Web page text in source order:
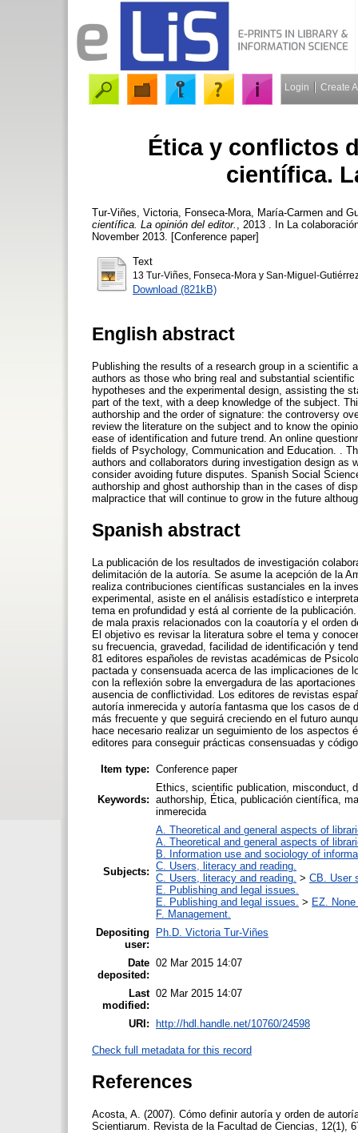
Login Create
Ética y conflictos
científica.
Tur-Viñes, Victoria Fonseca-Mora, María-Carmen and
científica. La opinión del editor.
, 2013 . In La
November 2013. [Conference paper]
Text
13 Tur-Viñes, Fonseca-Mora y San-Miguel-
Download (821kB)
English abstract
Publishing the results of a research group in a scientific
authors as those who bring real and substantial
hypotheses and the experimental design, assisting the
part of the text, with a deep knowledge of the subject.
authorship and the order of signature: the controversy
review the literature on the subject and to know the
ease of identification and future trend. An online
fields of Psychology, Communication and Education. .
authors and collaborators during investigation design
consider avoiding future disputes. Spanish Social
authorship and ghost authorship than in the cases of
malpractice that will continue to grow in the future
Spanish abstract
La publicación de los resultados de investigación
delimitación de la autoría. Se asume la acepción de la
realiza contribuciones científicas sustanciales en la
experimental, asiste en el análisis estadístico e
tema en profundidad y está al corriente de la
de mala praxis relacionados con la coautoría y el orden
El objetivo es revisar la literatura sobre el tema y
su frecuencia, gravedad, facilidad de identificación y
81 editores españoles de revistas académicas de
pactada y consensuada acerca de las implicaciones de
con la reflexión sobre la envergadura de las
ausencia de conflictividad. Los editores de revistas
autoría inmerecida y autoría fantasma que los casos de
más frecuente y que seguirá creciendo en el futuro
hace necesario realizar un seguimiento de los
editores para conseguir prácticas consensuadas y
Item type: Conference paper
Keywords:
Ethics, scientific publication, misconduct,
authorship, Ética, publicación científica,
inmerecida
Subjects:
A. Theoretical and general aspects of
A. Theoretical and general aspects of
B. Information use and sociology of
C. Users, literacy and reading.
C. Users, literacy and reading. > CB. User
E. Publishing and legal issues.
E. Publishing and legal issues. > EZ.
F. Management.
Depositing
user:
Ph.D. Victoria Tur-Viñes
Date
deposited:
02 Mar 2015 14:07
Last
modified:
02 Mar 2015 14:07
URI: http://hdl.handle.net/10760/24598
Check full metadata for this record
References
Acosta, A. (2007). Cómo definir autoría y orden de
Scientiarum. Revista de la Facultad de Ciencias, 12(1),